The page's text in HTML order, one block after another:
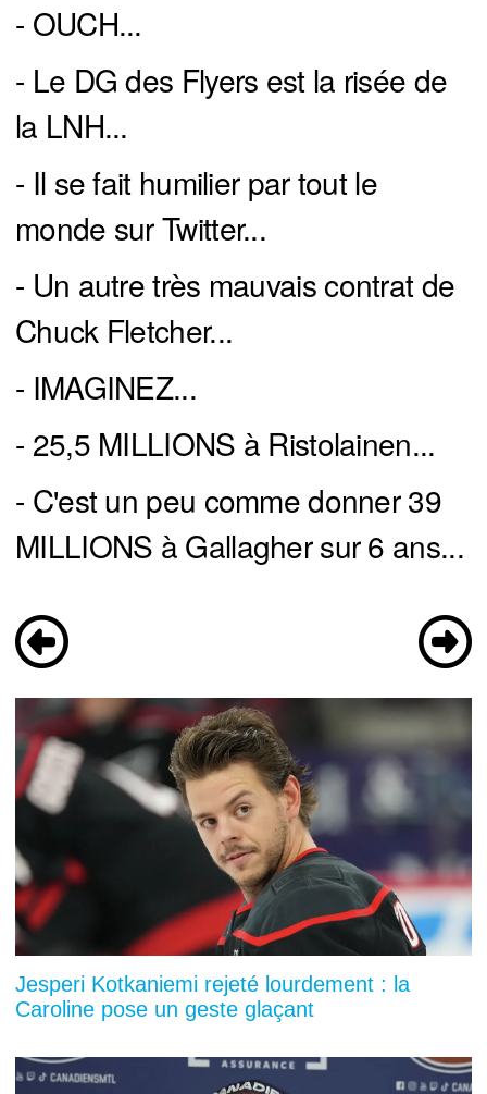
- OUCH...
- Le DG des Flyers est la risée de
la LNH...
- Il se fait humilier par tout le
monde sur Twitter...
- Un autre très mauvais contrat de
Chuck Fletcher...
- IMAGINEZ...
- 25,5 MILLIONS à Ristolainen...
- C'est un peu comme donner 39
MILLIONS à Gallagher sur 6 ans...
Jesperi Kotkaniemi rejeté lourdement : la
Caroline pose un geste glaçant